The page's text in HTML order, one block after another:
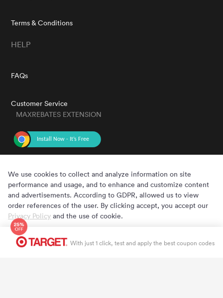
Terms & Conditions
HELP
FAQs
Customer Service
MAXREBATES EXTENSION
Copyright © 2020 - 2022 MaxRebates.com. All Rights Reserved.
With just 1 click, test and apply the best coupon codes
We use cookies to collect and analyze information on site
performance and usage, and to enhance and customize content
and advertisements. According to GDPR, allowed us to view
order references of the user. By clicking accept, you accept our
Privacy Policy and the use of cookie.
Cookie Preferences